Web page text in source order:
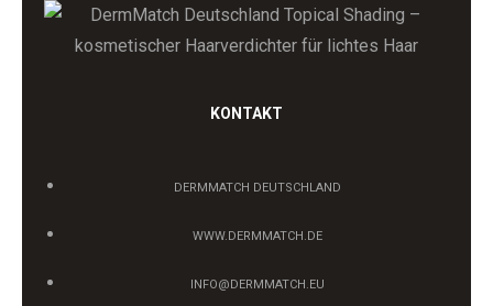
KONTAKT
DERMMATCH DEUTSCHLAND
WWW.DERMMATCH.DE
INFO@DERMMATCH.EU